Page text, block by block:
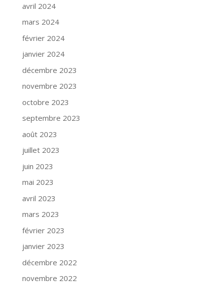
avril 2024
mars 2024
février 2024
janvier 2024
décembre 2023
novembre 2023
octobre 2023
septembre 2023
août 2023
juillet 2023
juin 2023
mai 2023
avril 2023
mars 2023
février 2023
janvier 2023
décembre 2022
novembre 2022